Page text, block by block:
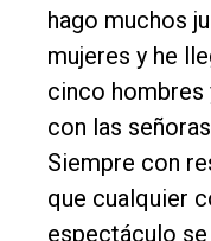
hago muchos
mujeres y he
cinco hombres
con las
Siempre con
que cualquier
espectáculo